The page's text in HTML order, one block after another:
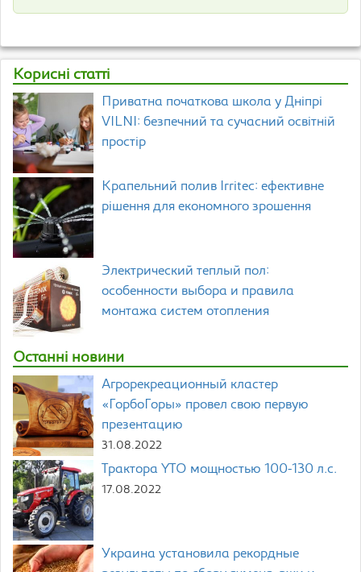
Корисні статті
Приватна початкова школа у Дніпрі
VILNI: безпечний та сучасний освітній
простір
Крапельний полив Irritec: ефективне
рішення для економного зрошення
Электрический теплый пол:
особенности выбора и правила
монтажа систем отопления
Останні новини
Агрорекреационный кластер
«ГорбоГоры» провел свою первую
презентацию
31.08.2022
Трактора YTO мощностью 100-130 л.с.
17.08.2022
Украина установила рекордные